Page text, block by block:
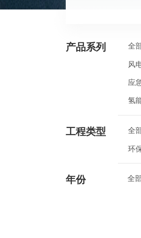
产品系列 全
风
应
氢
工程类型 全
环
年份 全